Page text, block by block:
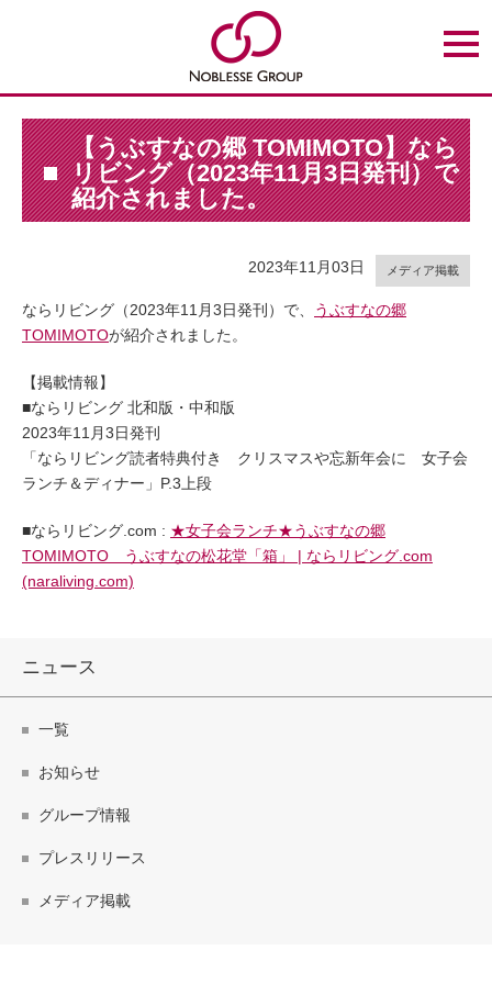
t
o
e
n
a
v
i
g
a
i
n
【うぶすなの郷 TOMIMOTO】なら
リビング（2023年11月3日発刊）で
紹介されました。
メディア掲載
2023年11月03日
ならリビング（2023年11月3日発刊）で、
うぶすなの郷
TOMIMOTOが紹介されました。
【掲載情報】
■ならリビング 北和版・中和版
2023年11月3日発刊
「ならリビング読者特典付き クリスマスや忘新年会に 女子会
ランチ＆ディナー」P.3上段
■ならリビング.com : ★女子会ランチ★うぶすなの郷
TOMIMOTO うぶすなの松花堂「箱」 | ならリビング.com
(naraliving.com)
ニュース
一覧
お知らせ
グループ情報
プレスリリース
メディア掲載